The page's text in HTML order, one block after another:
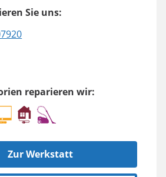
Sie uns:
reparieren wir:
Zur Werkstatt